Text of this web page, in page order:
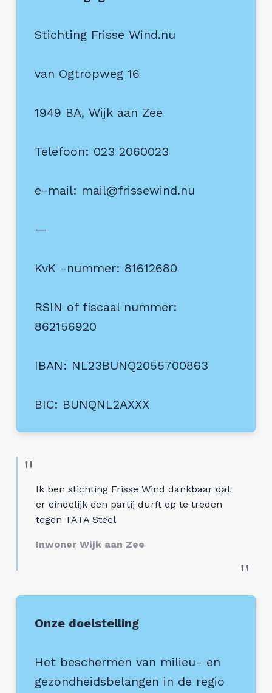
Stichting Frisse Wind.nu
van Ogtropweg 16
1949 BA, Wijk aan Zee
Telefoon: 023 2060023
e-mail: mail@frissewind.nu
—
KvK -nummer: 81612680
RSIN of fiscaal nummer:
862156920
IBAN: NL23BUNQ2055700863
BIC: BUNQNL2AXXX
Ik ben stichting Frisse Wind dankbaar dat
er eindelijk een partij durft op te treden
tegen TATA Steel
Inwoner Wijk aan Zee
Onze doelstelling
Het beschermen van milieu- en
gezondheidsbelangen in de regio